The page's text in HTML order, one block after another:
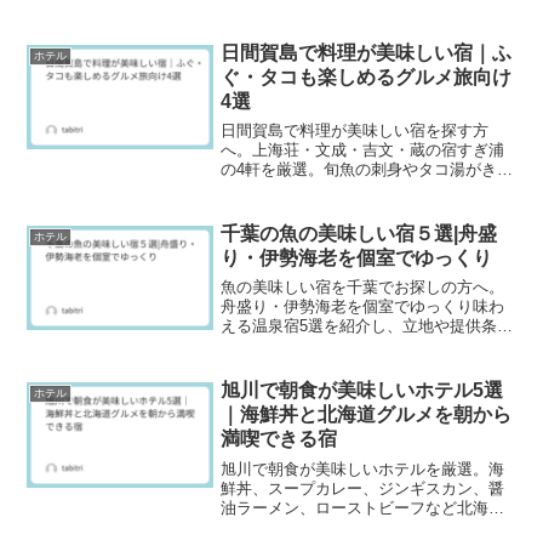
ました。旅の目的が“おいしい魚”なら、き
っと満足できますよ...
ホテル
日間賀島で料理が美味しい宿｜ふ
ぐ・タコも楽しめるグルメ旅向け
4選
日間賀島で料理が美味しい宿を探す方
へ。上海荘・文成・吉文・蔵の宿すぎ浦
の4軒を厳選。旬魚の刺身やタコ湯がき、
さ、口コミ傾向までまとめました。季節
別の選び方や食事スタイルの違いも解
説。
ホテル
千葉の魚の美味しい宿５選|舟盛
り・伊勢海老を個室でゆっくり
魚の美味しい宿を千葉でお探しの方へ。
舟盛り・伊勢海老を個室でゆっくり味わ
える温泉宿5選を紹介し、立地や提供条件
ホテル
旭川で朝食が美味しいホテル5選
｜海鮮丼と北海道グルメを朝から
満喫できる宿
旭川で朝食が美味しいホテルを厳選。海
鮮丼、スープカレー、ジンギスカン、醤
油ラーメン、ローストビーフなど北海道